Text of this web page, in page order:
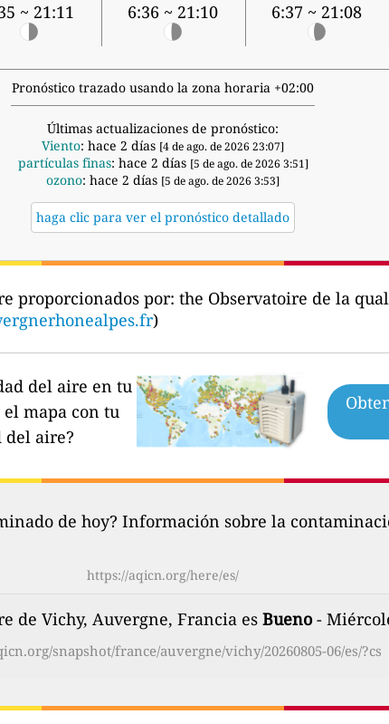
~ 21:11 6:36 ~ 21:10 6:37 ~ 21:08
Pronóstico trazado usando la zona horaria +02:00
Últimas actualizaciones de pronóstico:
Viento: hace 2 días [4 de ago. de 2026 23:07]
partículas finas: hace 2 días [5 de ago. de 2026 3:51]
ozono: hace 2 días [5 de ago. de 2026 3:53]
haga clic para ver el pronóstico detallado
proporcionados por: the Observatoire de la
)
del aire en tu
mapa con tu
del aire?
de hoy? Información sobre la
https://aqicn.org/here/es/
de Vichy, Auvergne, Francia es Bueno-
snapshot/france/auvergne/vichy/20260805-06/es/?cs